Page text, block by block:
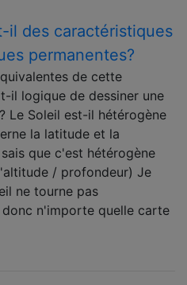
il des caractéristiques
permanentes?
de cette
il logique de dessiner une
Le Soleil est-il hétérogène
la latitude et la
que c'est hétérogène
/ profondeur) Je
ne tourne pas
donc n'importe quelle carte